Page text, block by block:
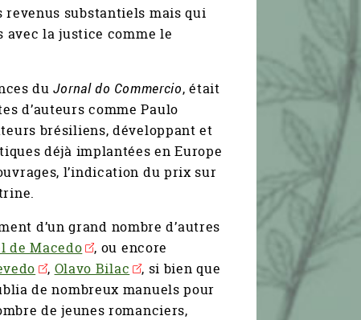
substantiels mais qui
avec la justice comme le
duJornal do Commercio, était
d’auteurs comme Paulo
brésiliens, développant et
déjà implantées en Europe
l’indication du prix sur
d’un grand nombre d’autres
de Macedo
, ou encore
, Olavo Bilac
, si bien que
de nombreux manuels pour
de jeunes romanciers,